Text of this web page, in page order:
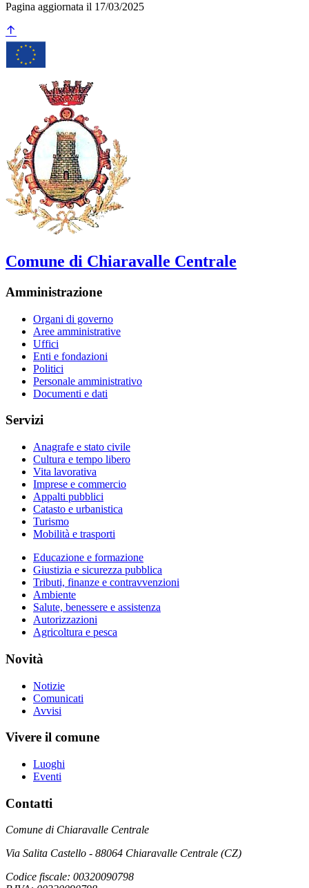
Pagina aggiornata il 17/03/2025
Comune di Chiaravalle Centrale
Amministrazione
Organi di governo
Aree amministrative
Uffici
Enti e fondazioni
Politici
Personale amministrativo
Documenti e dati
Servizi
Anagrafe e stato civile
Cultura e tempo libero
Vita lavorativa
Imprese e commercio
Appalti pubblici
Catasto e urbanistica
Turismo
Mobilità e trasporti
Educazione e formazione
Giustizia e sicurezza pubblica
Tributi, finanze e contravvenzioni
Ambiente
Salute, benessere e assistenza
Autorizzazioni
Agricoltura e pesca
Novità
Notizie
Comunicati
Avvisi
Vivere il comune
Luoghi
Eventi
Contatti
Comune di Chiaravalle Centrale
Via Salita Castello - 88064 Chiaravalle Centrale (CZ)
Codice fiscale: 00320090798